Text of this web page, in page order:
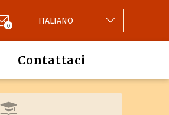
0 ITALIANO
Contattaci